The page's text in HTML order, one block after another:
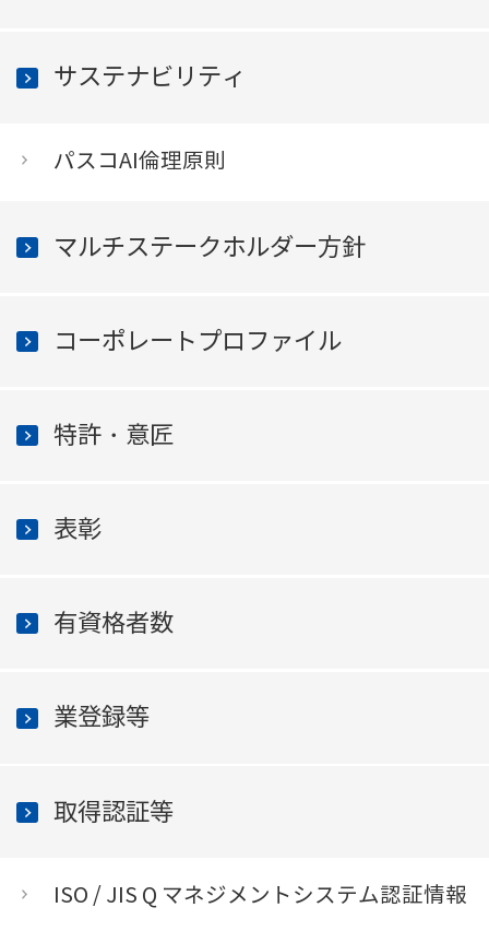
サステナビリティ
パスコAI倫理原則
マルチステークホルダー方針
コーポレートプロファイル
特許・意匠
表彰
有資格者数
業登録等
取得認証等
ISO / JIS Q マネジメントシステム認証情報